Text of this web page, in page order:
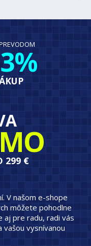
3%
299 €
V našom e-shope
môžete pohodlne
aj pre radu, radi vás
vysnívanou